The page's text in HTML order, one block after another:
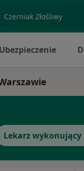
specjalizacja,
Ubezpieczenie
Lekarz